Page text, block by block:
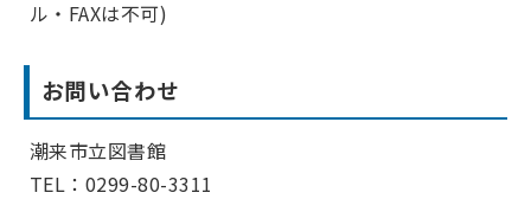
ル・FAXは不可)
お問い合わせ
潮来市立図書館
TEL：0299-80-3311